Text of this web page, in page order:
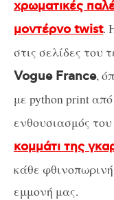
χρωματικές
μοντέρνο twist.
στις σελίδες του
Vogue France,
με python print
ενθουσιασμός
κομμάτι της
κάθε
εμμονή μας.